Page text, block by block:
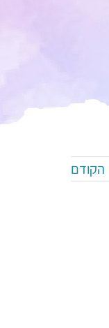
הקודם